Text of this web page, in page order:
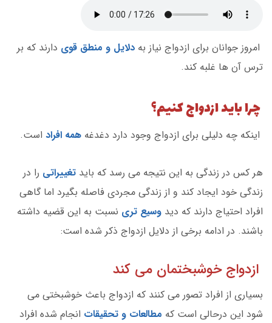
امروز جوانان برای ازدواج نیاز به دلایل و منطق قوی دارند که بر
ترس آن ها غلبه کند.
چرا باید ازدواج کنیم؟
اینکه چه دلیلی برای ازدواج وجود دارد دغدغه همه افراد است.
هر کس در زندگی به این نتیجه می رسد که باید تغییراتی را در
زندگی خود ایجاد کند و از زندگی مجردی فاصله بگیرد اما گاهی
افراد احتیاج دارند که دید وسیع تری نسبت به این قضیه داشته
باشند. در ادامه برخی از دلایل ازدواج ذکر شده است:
ازدواج خوشبختمان می کند
بسیاری از افراد تصور می کنند که ازدواج باعث خوشبختی می
شود این درحالی است که مطالعات و تحقیقات انجام شده افراد